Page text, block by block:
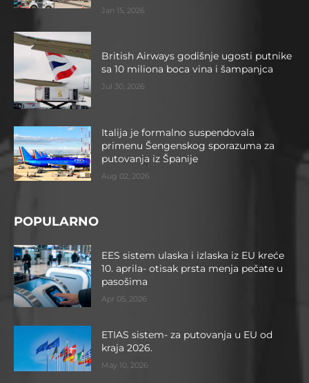
Jan 15, 2026
British Airways godišnje ugosti putnike
sa 10 miliona boca vina i šampanjca
Jul 30, 2026
Italija je formalno suspendovala
primenu Šengenskog sporazuma za
putovanja iz Španije
Aug 02, 2026
POPULARNO
EES sistem ulaska i izlaska iz EU kreće
10. aprila- otisak prsta menja pečate u
pasošima
Apr 05, 2026
ETIAS sistem- za putovanja u EU od
kraja 2026.
May 10, 2026